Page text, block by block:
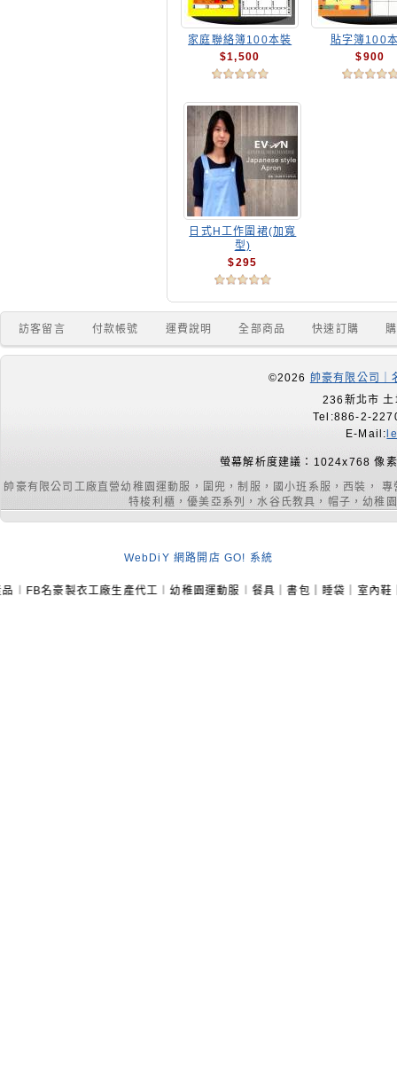
家庭聯絡簿100本裝
$1,500
貼字簿100
$900
日式H工作圍裙(加寬
型)
$295
訪客留言 付款帳號 運費說明 全部商品 快速訂購
©2026 帥豪有限公司
236新北市
Tel:886-2-
E-Mail:
螢幕解析度建議：1024x768 像
帥豪有限公司工廠直營幼稚園運動服，圍兜，制服，國小班系服，西裝，
特梭利櫃，優美亞系列，水谷氏教具，帽子，幼
WebDiY 網路開店 GO! 系統
製衣工廠生產代工︱幼稚園運動服︱餐具｜書包｜睡袋｜室內鞋｜課桌